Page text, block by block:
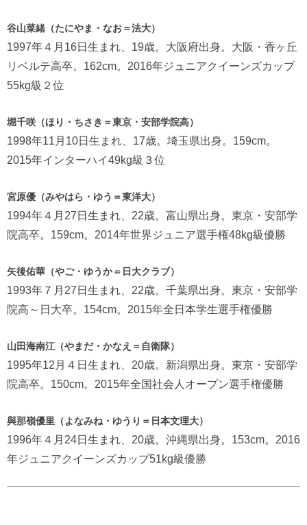
谷山菜緒（たにやま・なお＝法大）
1997年４月16日生まれ、19歳。大阪府出身。大阪・香ヶ丘
リベルテ高卒。162cm。2016年ジュニアクイーンズカップ
55kg級２位
堀千咲（ほり・ちさき＝東京・安部学院高）
1998年11月10日生まれ、17歳。埼玉県出身。159cm。
2015年インターハイ49kg級３位
宮原優（みやはら・ゆう＝東洋大）
1994年４月27日生まれ、22歳。富山県出身。東京・安部学
院高卒。159cm。2014年世界ジュニア選手権48kg級優勝
矢後佑華（やご・ゆうか＝日大クラブ）
1993年７月27日生まれ、22歳。千葉県出身。東京・安部学
院高～日大卒。154cm。2015年全日本学生選手権優勝
山田海南江（やまだ・かなえ＝自衛隊）
1995年12月４日生まれ、20歳。新潟県出身。東京・安部学
院高卒。150cm。2015年全国社会人オープン選手権優勝
與那嶺優里（よなみね・ゆうり＝日本文理大）
1996年４月24日生まれ、20歳。沖縄県出身。153cm。2016
年ジュニアクイーンズカップ51kg級優勝